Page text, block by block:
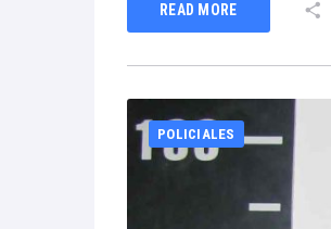
READ MORE
POLICIALES